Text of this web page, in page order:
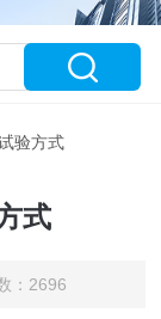
验方式
式
：2696